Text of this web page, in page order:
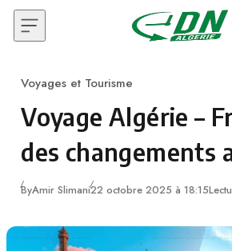
Skip to content
Category
Voyages et Tourisme
Voyage Algérie –
des changements
ByAmir Slimani22 octobre 2025 à 18:15